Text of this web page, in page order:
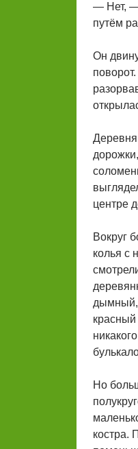
— Нет, —
путём
Он
Деревня
центре
Вокруг
колья с
дымный,
Но
костра.